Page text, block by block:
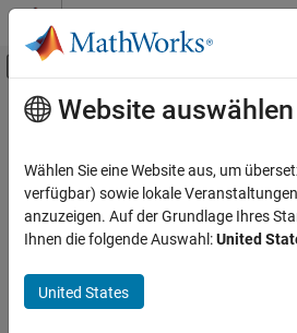
Weiter zum Inhalt
Umschaltung für Off-
Ressource
Hauptinhalt
Website auswählen
Wählen Sie eine Website aus, um
verfügbar) sowie lokale
anzuzeigen. Auf der Grundlage Ihres
Ihnen die folgende Auswahl:United
United States